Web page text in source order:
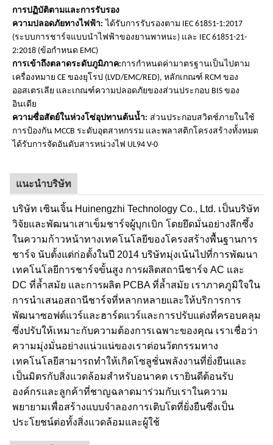
การปฏิบัติตามและการรับรอง
ความปลอดภัยทางไฟฟ้า: ได้รับการรับรองตาม IEC 61851-1:2017
(ระบบการชาร์จแบบนำไฟฟ้าของยานพาหนะ) และ IEC 61851-21-
2:2018 (ข้อกำหนด EMC)
การเข้าถึงตลาดระดับภูมิภาค:การกำหนดค่ามาตรฐานเป็นไปตาม
เครื่องหมาย CE ของยุโรป (LVD/EMC/RED), หลักเกณฑ์ RCM ของ
ออสเตรเลีย และเกณฑ์ความปลอดภัยของส่วนประกอบ BIS ของ
อินเดีย
ความซื่อสัตย์ในห่วงโซ่อุปทานต้นน้ำ: ส่วนประกอบสวิตช์ภายในใช้
การป้องกัน MCCB ระดับอุตสาหกรรม และพลาสติกโครงสร้างทั้งหมด
ได้รับการจัดอันดับสารหน่วงไฟ UL94 V-0
แนะนำบริษัท
บริษัท เซินเจิ้น Huinengzhi Technology Co., Ltd. เป็นบริษัท
วิจัยและพัฒนาเสาเข็มชาร์จผู้บุกเบิก โดยยึดมั่นอย่างลึกซึ้ง
ในความก้าวหน้าทางเทคโนโลยีของโครงสร้างพื้นฐานการ
ชาร์จ นับตั้งแต่ก่อตั้งในปี 2014 บริษัทมุ่งเน้นไปที่การพัฒนา
เทคโนโลยีการชาร์จขั้นสูง การผลิตสถานีชาร์จ AC และ
DC ที่ล้ำสมัย และการผลิต PCBA ที่ล้ำสมัย เราภาคภูมิใจใน
การนำเสนอสถานีชาร์จที่หลากหลายและให้บริการการ
พัฒนาซอฟต์แวร์และฮาร์ดแวร์และการปรับแต่งที่ครอบคลุม
ซึ่งปรับให้เหมาะกับความต้องการเฉพาะของคุณ เราเชื่อว่า
ความมุ่งมั่นอย่างแน่วแน่ของเราต่อนวัตกรรมทาง
เทคโนโลยีสามารถทำให้เกิดโซลูชั่นพลังงานที่ยั่งยืนและ
เป็นมิตรกับสิ่งแวดล้อมสำหรับอนาคต เรายินดีต้อนรับ
องค์กรและลูกค้าที่ชาญฉลาดมาร่วมกับเราในความ
พยายามเพื่อสร้างแบบจำลองการเติบโตที่ยั่งยืนซึ่งเป็น
ประโยชน์ต่อทั้งสิ่งแวดล้อมและผู้ใช้